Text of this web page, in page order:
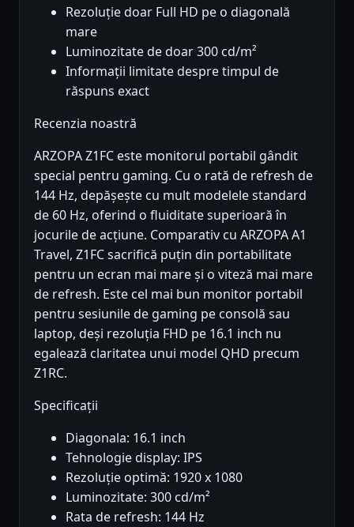
Rezoluție doar Full HD pe o diagonală
mare
Luminozitate de doar 300 cd/m²
Informații limitate despre timpul de
răspuns exact
Recenzia noastră
ARZOPA Z1FC este monitorul portabil gândit
special pentru gaming. Cu o rată de refresh de
144 Hz, depășește cu mult modelele standard
de 60 Hz, oferind o fluiditate superioară în
jocurile de acțiune. Comparativ cu ARZOPA A1
Travel, Z1FC sacrifică puțin din portabilitate
pentru un ecran mai mare și o viteză mai mare
de refresh. Este cel mai bun monitor portabil
pentru sesiunile de gaming pe consolă sau
laptop, deși rezoluția FHD pe 16.1 inch nu
egalează claritatea unui model QHD precum
Z1RC.
Specificații
Diagonala: 16.1 inch
Tehnologie display: IPS
Rezoluție optimă: 1920 x 1080
Luminozitate: 300 cd/m²
Rata de refresh: 144 Hz